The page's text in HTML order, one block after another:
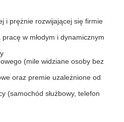
i prężnie rozwijającej się firmie
w młodym i dynamicznym
(mile widziane osoby bez
oraz premie uzależnione od
(samochód służbowy, telefon